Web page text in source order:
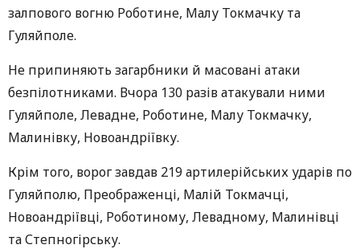
залпового вогню Роботине, Малу Токмачку та
Гуляйполе.
Не припиняють загарбники й масовані атаки
безпілотниками. Вчора 130 разів атакували ними
Гуляйполе, Левадне, Роботине, Малу Токмачку,
Малинівку, Новоандріївку.
Крім того, ворог завдав 219 артилерійських ударів по
Гуляйполю, Преображенці, Малій Токмачці,
Новоандріївці, Роботиному, Левадному, Малинівці
та Степногірську.